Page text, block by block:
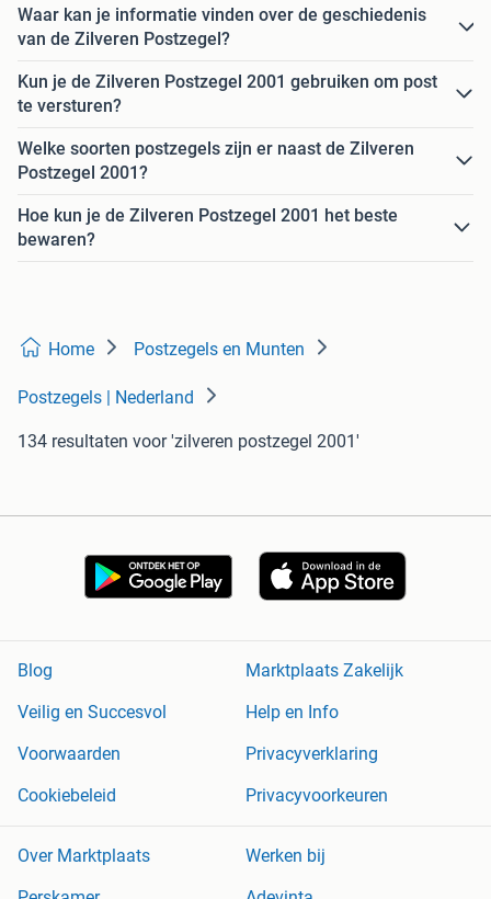
Waar kan je informatie vinden over de geschiedenis
van de Zilveren Postzegel?
Kun je de Zilveren Postzegel 2001 gebruiken om post
te versturen?
Welke soorten postzegels zijn er naast de Zilveren
Postzegel 2001?
Hoe kun je de Zilveren Postzegel 2001 het beste
bewaren?
Home Postzegels en Munten
Postzegels | Nederland
134 resultaten voor 'zilveren postzegel 2001'
Blog
Marktplaats Zakelijk
Veilig en Succesvol
Help en Info
Voorwaarden
Privacyverklaring
Cookiebeleid
Privacyvoorkeuren
Over Marktplaats
Werken bij